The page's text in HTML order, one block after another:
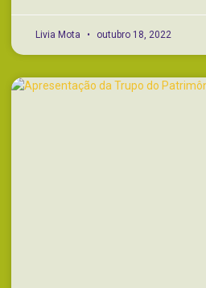
Livia Mota outubro 18, 2022